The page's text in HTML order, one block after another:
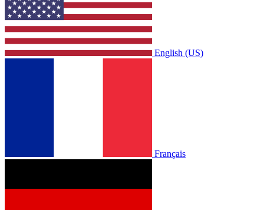
English (US)
Français